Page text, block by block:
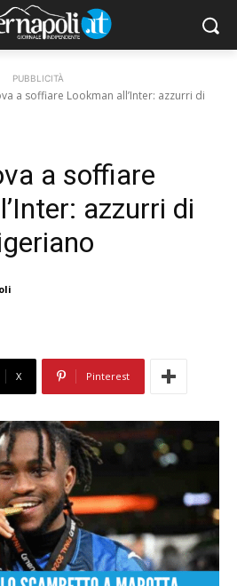
PUBBLICITÀ
a soffiare Lookman all’Inter: azzurri di
a soffiare
azzurri di
X Pinterest